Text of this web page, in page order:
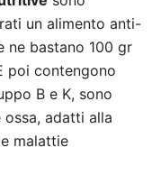
un alimento anti-
ne bastano 100 gr
poi contengono
B e K, sono
adatti alla
malattie